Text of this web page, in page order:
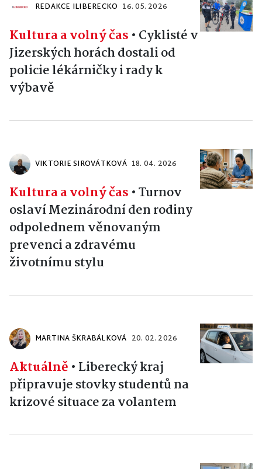
REDAKCE ILIBERECKO 16. 05. 2026
Kultura a volný čas • Cyklisté v
Jizerských horách dostali od
policie lékárničky i rady k
výbavě
VIKTORIE SIROVÁTKOVÁ 18. 04. 2026
Kultura a volný čas •Turnov
oslaví Mezinárodní den rodiny
odpolednem věnovaným
prevenci a zdravému
životnímu stylu
MARTINA ŠKRABÁLKOVÁ 20. 02. 2026
Aktuálně • Liberecký kraj
připravuje stovky studentů na
krizové situace za volantem